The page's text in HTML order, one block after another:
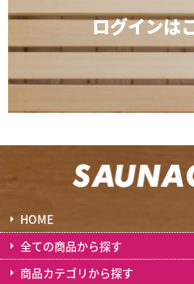
ログインは
HOME
全ての商品から探す
商品カテゴリから探す